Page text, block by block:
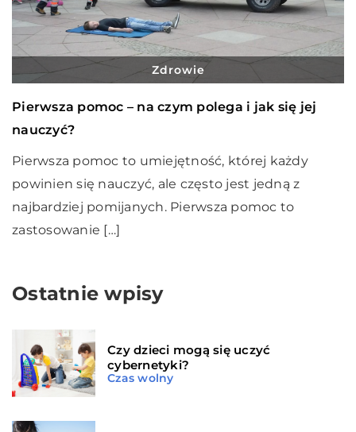
Zdrowie
Pierwsza pomoc – na czym polega i jak się jej
nauczyć?
Pierwsza pomoc to umiejętność, której każdy
powinien się nauczyć, ale często jest jedną z
najbardziej pomijanych. Pierwsza pomoc to
zastosowanie […]
Ostatnie wpisy
Czy dzieci mogą się uczyć
cybernetyki?
Czas wolny